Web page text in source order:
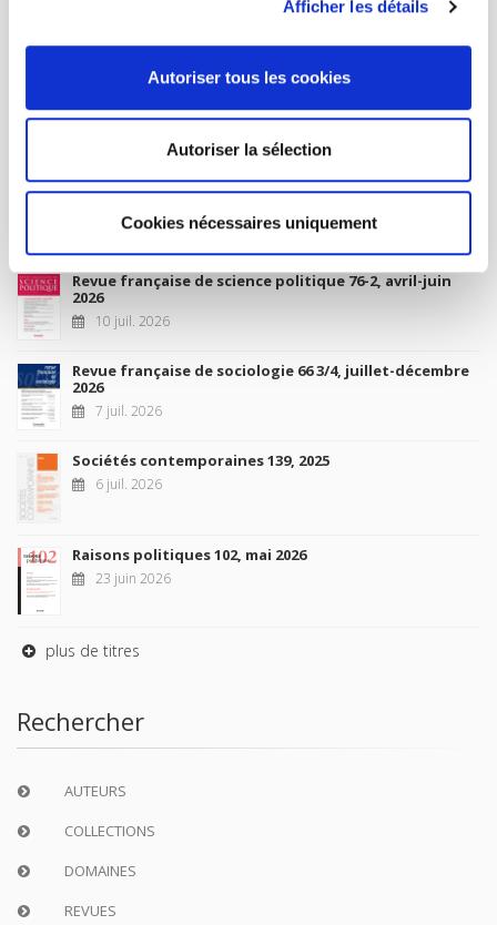
Afficher les détails
Autoriser tous les cookies
Autoriser la sélection
Cookies nécessaires uniquement
À paraître
4 sept. 2026
Nouveautés
Revue française de science politique 76-2, avril-juin
2026
10 juil. 2026
Revue française de sociologie 66 3/4, juillet-décembre
2026
7 juil. 2026
Sociétés contemporaines 139, 2025
6 juil. 2026
Raisons politiques 102, mai 2026
23 juin 2026
plus de titres
Rechercher
AUTEURS
COLLECTIONS
DOMAINES
REVUES